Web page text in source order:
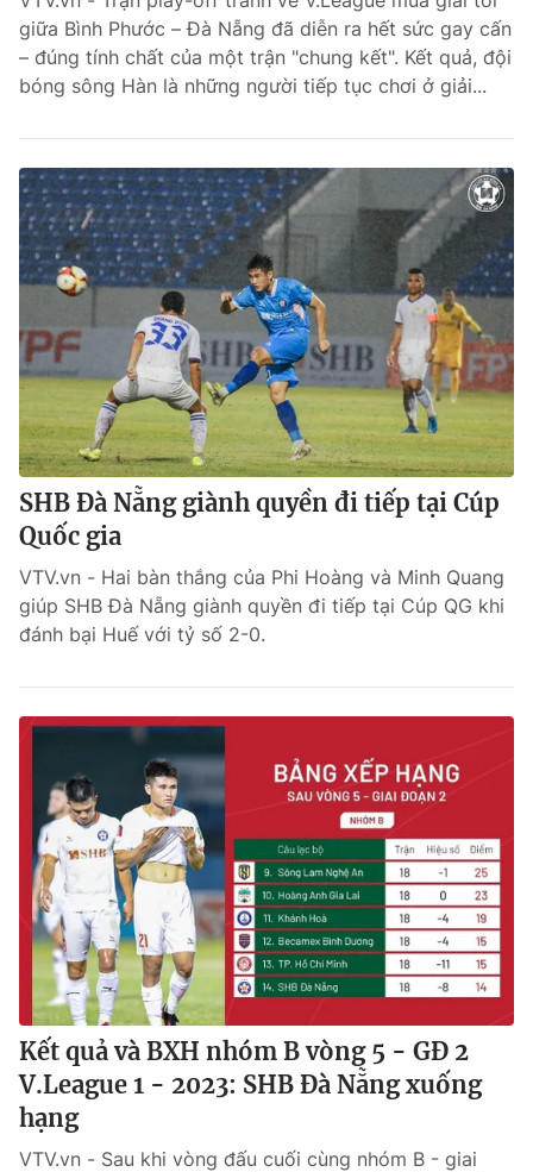
Bóng đá
Các môn khác
VIDEO
Bên lề
giữa Bình Phước – Đà Nẵng đã diễn ra hết sức gay cấn
– đúng tính chất của một trận "chung kết". Kết quả, đội
bóng sông Hàn là những người tiếp tục chơi ở giải...
SHB Đà Nẵng giành quyền đi tiếp tại Cúp
Quốc gia
VTV.vn - Hai bàn thắng của Phi Hoàng và Minh Quang
giúp SHB Đà Nẵng giành quyền đi tiếp tại Cúp QG khi
đánh bại Huế với tỷ số 2-0.
Kết quả và BXH nhóm B vòng 5 - GĐ 2
V.League 1 - 2023: SHB Đà Nẵng xuống
hạng
VTV.vn - Sau khi vòng đấu cuối cùng nhóm B - giai